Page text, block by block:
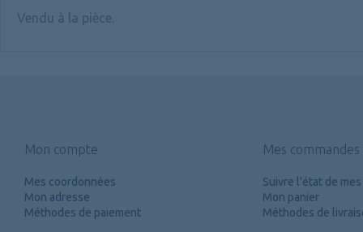
Vendu à la pièce.
Mon compte
Mes coordonnées
Mon adresse
Méthodes de paiement
Mes commandes
Suivre l'état de
Mon panier
Méthodes de